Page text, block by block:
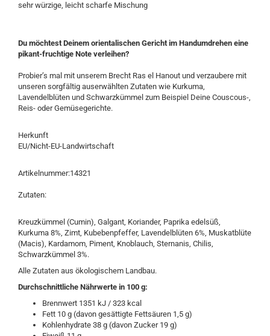
sehr würzige, leicht scharfe Mischung
Du möchtest Deinem orientalischen Gericht im Handumdrehen eine
pikant-fruchtige Note verleihen?
Probier’s mal mit unserem Brecht Ras el Hanout und verzaubere mit
unseren sorgfältig auserwählten Zutaten wie Kurkuma,
Lavendelblüten und Schwarzkümmel zum Beispiel Deine Couscous-,
Reis- oder Gemüsegerichte.
Herkunft
EU/Nicht-EU-Landwirtschaft
Artikelnummer:14321
Zutaten:
Kreuzkümmel (Cumin), Galgant, Koriander, Paprika edelsüß,
Kurkuma 8%, Zimt, Kubebenpfeffer, Lavendelblüten 6%, Muskatblüte
(Macis), Kardamom, Piment, Knoblauch, Sternanis, Chilis,
Schwarzkümmel 3%.
Alle Zutaten aus ökologischem Landbau.
Durchschnittliche Nährwerte in 100 g:
Brennwert 1351 kJ / 323 kcal
Fett 10 g (davon gesättigte Fettsäuren 1,5 g)
Kohlenhydrate 38 g (davon Zucker 19 g)